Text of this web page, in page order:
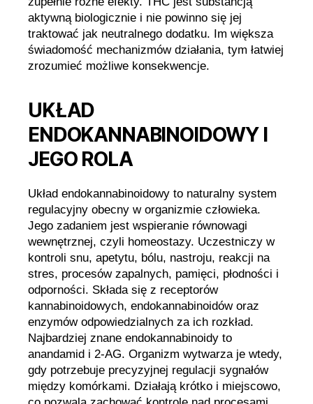
aktywną biologicznie i nie powinno się jej
traktować jak neutralnego dodatku. Im większa
świadomość mechanizmów działania, tym łatwiej
zrozumieć możliwe konsekwencje.
UKŁAD
ENDOKANNABINOIDOWY I
JEGO ROLA
Układ endokannabinoidowy to naturalny system
regulacyjny obecny w organizmie człowieka.
Jego zadaniem jest wspieranie równowagi
wewnętrznej, czyli homeostazy. Uczestniczy w
kontroli snu, apetytu, bólu, nastroju, reakcji na
stres, procesów zapalnych, pamięci, płodności i
odporności. Składa się z receptorów
kannabinoidowych, endokannabinoidów oraz
enzymów odpowiedzialnych za ich rozkład.
Najbardziej znane endokannabinoidy to
anandamid i 2-AG. Organizm wytwarza je wtedy,
gdy potrzebuje precyzyjnej regulacji sygnałów
między komórkami. Działają krótko i miejscowo,